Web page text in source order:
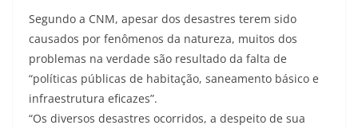
Segundo a CNM, apesar dos desastres terem sido
causados por fenômenos da natureza, muitos dos
problemas na verdade são resultado da falta de
“políticas públicas de habitação, saneamento básico e
infraestrutura eficazes”.
“Os diversos desastres ocorridos, a despeito de sua